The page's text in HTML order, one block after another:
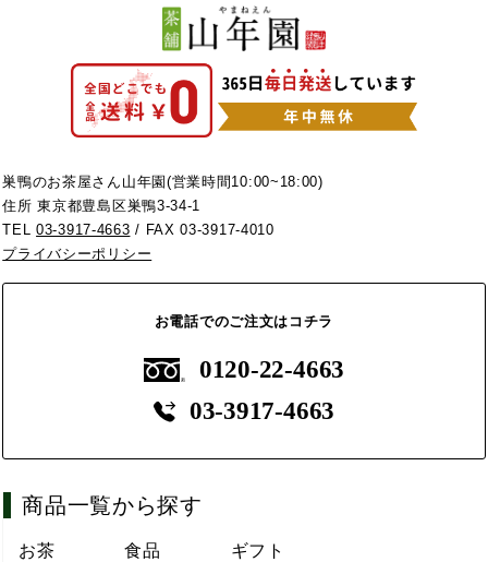
巣鴨のお茶屋さん山年園(営業時間10:00~18:00)
住所 東京都豊島区巣鴨3-34-1
TEL03-3917-4663 / FAX 03-3917-4010
プライバシーポリシー
お電話でのご注文はコチラ
0120-22-4663
03-3917-4663
商品一覧から探す
お茶 食品 ギフト